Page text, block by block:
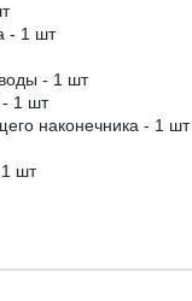
- 1 шт
- 1 шт
- 1 шт
наконечника - 1 шт
1 шт